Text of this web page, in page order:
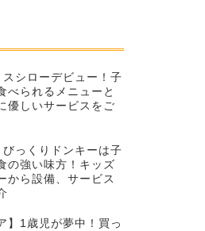
スシローデビュー！子
べられるメニューと
優しいサービスをご
びっくりドンキーは子
の強い味方！キッズ
から設備、サービス
】1歳児が夢中！買っ